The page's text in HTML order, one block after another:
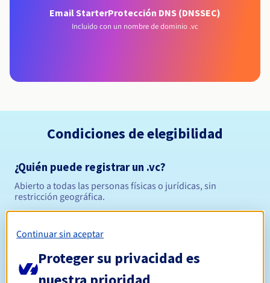
Email StarterProtección DNS (DNSSEC)
Incluido con un nombre de dominio .vc
Condiciones de elegibilidad
¿Quién puede registrar un .vc?
Abierto a todas las personas físicas o jurídicas, sin
restricción geográfica.
Período de registro Entre 1 y 10 años
Continuar sin aceptar
Proteger su privacidad es